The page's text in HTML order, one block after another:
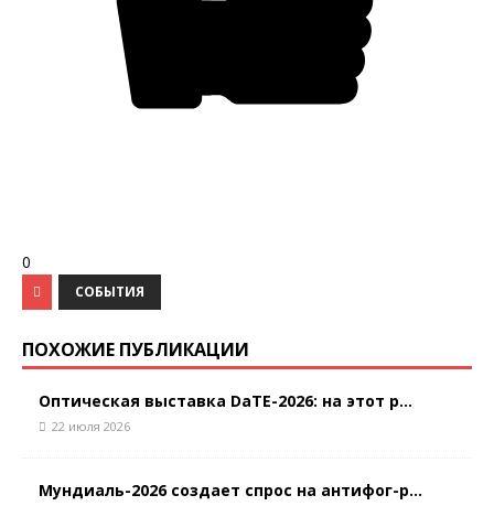
0
СОБЫТИЯ
ПОХОЖИЕ ПУБЛИКАЦИИ
Оптическая выставка DaTE-2026: на этот р...
22 июля 2026
Мундиаль-2026 создает спрос на антифог-р...